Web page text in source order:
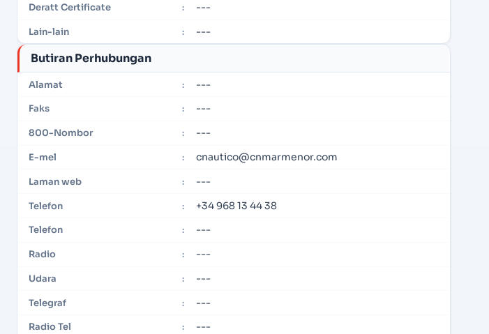
Deratt Certificate : ---
Lain-lain : ---
Butiran Perhubungan
Alamat : ---
Faks : ---
800-Nombor : ---
E-mel : cnautico@cnmarmenor.com
Laman web : ---
Telefon : +34 968 13 44 38
Telefon : ---
Radio : ---
Udara : ---
Telegraf : ---
Radio Tel : ---